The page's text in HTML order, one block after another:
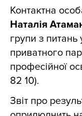
Контактна
Наталія
групи з
приватного
професійної
82 10).
Звіт про